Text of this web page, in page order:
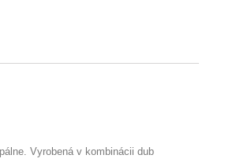
Vyrobená v kombinácii dub